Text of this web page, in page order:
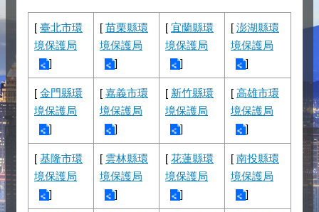
[ 臺北市環
境保護局
]
[ 苗栗縣環
境保護局
]
[ 宜蘭縣環
境保護局
]
[ 澎湖縣環
境保護局
]
[ 金門縣環
境保護局
]
[ 嘉義市環
境保護局
]
[ 新竹縣環
境保護局
]
[ 高雄市環
境保護局
]
[ 基隆市環
境保護局
]
[ 雲林縣環
境保護局
]
[ 花蓮縣環
境保護局
]
[ 南投縣環
境保護局
]